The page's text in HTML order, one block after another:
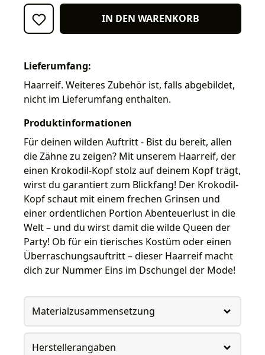
IN DEN WARENKORB
Lieferumfang:
Haarreif. Weiteres Zubehör ist, falls abgebildet,
nicht im Lieferumfang enthalten.
Produktinformationen
Für deinen wilden Auftritt - Bist du bereit, allen
die Zähne zu zeigen? Mit unserem Haarreif, der
einen Krokodil-Kopf stolz auf deinem Kopf trägt,
wirst du garantiert zum Blickfang! Der Krokodil-
Kopf schaut mit einem frechen Grinsen und
einer ordentlichen Portion Abenteuerlust in die
Welt – und du wirst damit die wilde Queen der
Party! Ob für ein tierisches Kostüm oder einen
Überraschungsauftritt – dieser Haarreif macht
dich zur Nummer Eins im Dschungel der Mode!
Materialzusammensetzung
Herstellerangaben